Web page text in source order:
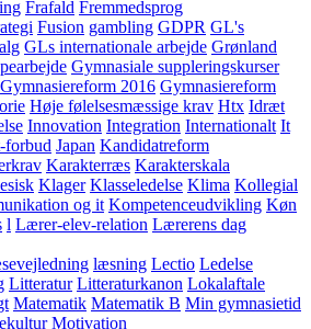
Frafald Fremmedsprog
Fusion gambling GDPR GL's
GLs internationale arbejde Grønland
Gymnasiale suppleringskurser
Gymnasiereform 2016 Gymnasiereform
Høje følelsesmæssige krav Htx Idræt
Innovation Integration Internationalt It
forbud Japan Kandidatreform
Karakterræs Karakterskala
Klager Klasseledelse Klima Kollegial
og it Kompetenceudvikling Køn
l Lærer-elev-relation Lærerens dag
læsning Lectio Ledelse
Litteratur Litteraturkanon Lokalaftale
Matematik Matematik B Min gymnasietid
Motivation